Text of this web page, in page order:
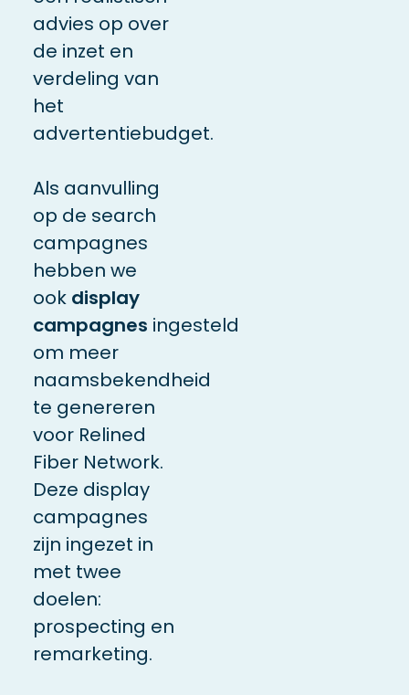
advies op over
de inzet en
verdeling van
het
advertentiebudget.
Als aanvulling
op de search
campagnes
hebben we
ook display
campagnes ingesteld
om meer
naamsbekendheid
te genereren
voor Relined
Fiber Network.
Deze display
campagnes
zijn ingezet in
met twee
doelen:
prospecting en
remarketing.